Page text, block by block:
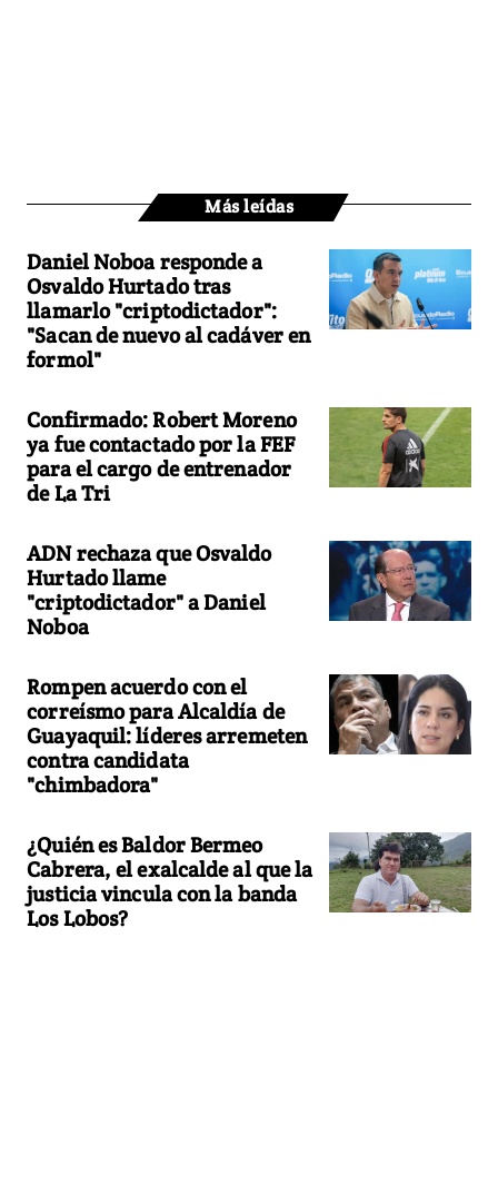
Más leídas
Daniel Noboa responde a
Osvaldo Hurtado tras
llamarlo "criptodictador":
"Sacan de nuevo al cadáver en
formol"
Confirmado: Robert Moreno
ya fue contactado por la FEF
para el cargo de entrenador
de La Tri
ADN rechaza que Osvaldo
Hurtado llame
"criptodictador" a Daniel
Noboa
Rompen acuerdo con el
correísmo para Alcaldía de
Guayaquil: líderes arremeten
contra candidata
"chimbadora"
¿Quién es Baldor Bermeo
Cabrera, el exalcalde al que la
justicia vincula con la banda
Los Lobos?